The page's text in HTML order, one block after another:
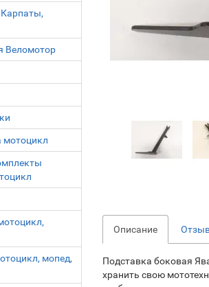
Веломотор
мотоцикл
мопед,
Описание
Подставка боковая
хранить свою